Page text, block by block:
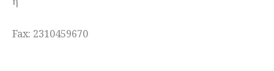
Fax: 2310459670